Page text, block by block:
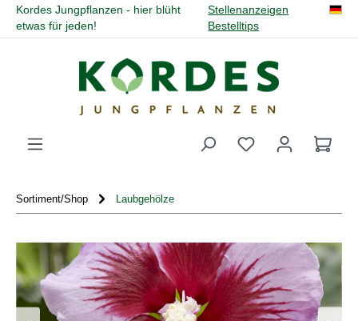
springen
Kordes Jungpflanzen - hier blüht
etwas für jeden!
Stellenanzeigen
Bestelltips
Du hast 0
Sortiment/Shop Laubgehölze
Bildergalerie überspringen